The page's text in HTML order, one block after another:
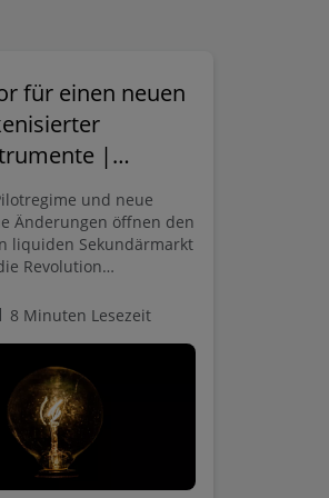
für einen neuen
|
Deutschland
und neue
Änderungen öffnen den
liquiden Sekundärmarkt
Revolution
europäischen
8 Minuten Lesezeit